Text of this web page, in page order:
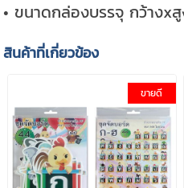
• ขนาดกล่องบรรจุ กว้างx
สินค้าที่เกี่ยวข้อง
ขายดี